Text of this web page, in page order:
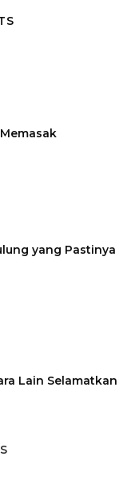
yang Pastinya
Lain Selamatkan